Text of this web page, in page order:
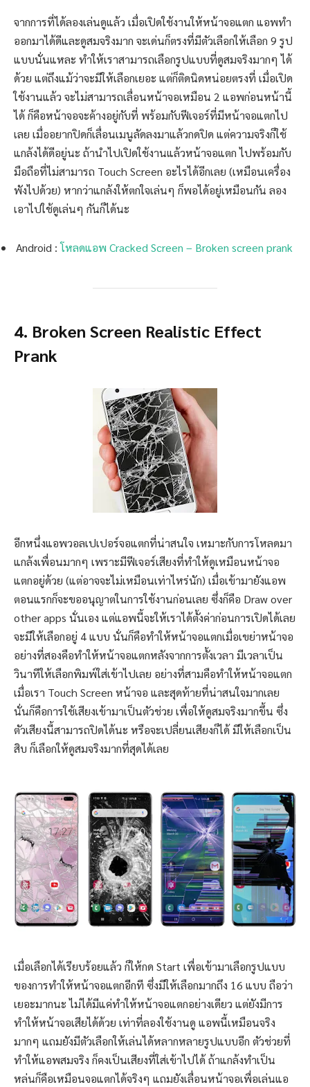
จากการที่ได้ลองเล่นดูแล้ว เมื่อเปิดใช้งานให้หน้าจอแตก แอพทำ
ออกมาได้ดีและดูสมจริงมาก จะเด่นก็ตรงที่มีตัวเลือกให้เลือก 9 รูป
แบบนั่นแหละ ทำให้เราสามารถเลือกรูปแบบที่ดูสมจริงมากๆ ได้
ด้วย แต่ถึงแม้ว่าจะมีให้เลือกเยอะ แต่ก็ติดนิดหน่อยตรงที่ เมื่อเปิด
ใช้งานแล้ว จะไม่สามารถเลื่อนหน้าจอเหมือน 2 แอพก่อนหน้านี้
ได้ ก็คือหน้าจอจะค้างอยู่กับที่ พร้อมกับฟีเจอร์ที่มีหน้าจอแตกไป
เลย เมื่ออยากปิดก็เลื่อนเมนูลัดลงมาแล้วกดปิด แต่ความจริงก็ใช้
แกล้งได้ดีอยู่นะ ถ้านำไปเปิดใช้งานแล้วหน้าจอแตก ไปพร้อมกับ
มือถือที่ไม่สามารถ Touch Screen อะไรได้อีกเลย (เหมือนเครื่อง
พังไปด้วย) หากว่าแกล้งให้ตกใจเล่นๆ ก็พอได้อยู่เหมือนกัน ลอง
เอาไปใช้ดูเล่นๆ กันก็ได้นะ
Android :โหลดแอพ Cracked Screen – Broken screen prank
4. Broken Screen Realistic Effect
Prank
อีกหนึ่งแอพวอลเปเปอร์จอแตกที่น่าสนใจ เหมาะกับการโหลดมา
แกล้งเพื่อนมากๆ เพราะมีฟีเจอร์เสียงที่ทำให้ดูเหมือนหน้าจอ
แตกอยู่ด้วย (แต่อาจจะไม่เหมือนเท่าไหร่นัก) เมื่อเข้ามายังแอพ
ตอนแรกก็จะขออนุญาตในการใช้งานก่อนเลย ซึ่งก็คือ Draw over
other apps นั่นเอง แต่แอพนี้จะให้เราได้ตั้งค่าก่อนการเปิดได้เลย
จะมีให้เลือกอยู่ 4 แบบ นั่นก็คือทำให้หน้าจอแตกเมื่อเขย่าหน้าจอ
อย่างที่สองคือทำให้หน้าจอแตกหลังจากการตั้งเวลา มีเวลาเป็น
วินาทีให้เลือกพิมพ์ใส่เข้าไปเลย อย่างที่สามคือทำให้หน้าจอแตก
เมื่อเรา Touch Screen หน้าจอ และสุดท้ายที่น่าสนใจมากเลย
นั่นก็คือการใช้เสียงเข้ามาเป็นตัวช่วย เพื่อให้ดูสมจริงมากขึ้น ซึ่ง
ตัวเสียงนี้สามารถปิดได้นะ หรือจะเปลี่ยนเสียงก็ได้ มีให้เลือกเป็น
สิบ ก็เลือกให้ดูสมจริงมากที่สุดได้เลย
เมื่อเลือกได้เรียบร้อยแล้ว ก็ให้กด Start เพื่อเข้ามาเลือกรูปแบบ
ของการทำให้หน้าจอแตกอีกที ซึ่งมีให้เลือกมากถึง 16 แบบ ถือว่า
เยอะมากนะ ไม่ได้มีแค่ทำให้หน้าจอแตกอย่างเดียว แต่ยังมีการ
ทำให้หน้าจอเสียได้ด้วย เท่าที่ลองใช้งานดู แอพนี้เหมือนจริง
มากๆ แถมยังมีตัวเลือกให้เล่นได้หลากหลายรูปแบบอีก ตัวช่วยที่
ทำให้แอพสมจริง ก็คงเป็นเสียงที่ใส่เข้าไปได้ ถ้าแกล้งทำเป็น
หล่นก็คือเหมือนจอแตกได้จริงๆ แถมยังเลื่อนหน้าจอเพื่อเล่นแอ